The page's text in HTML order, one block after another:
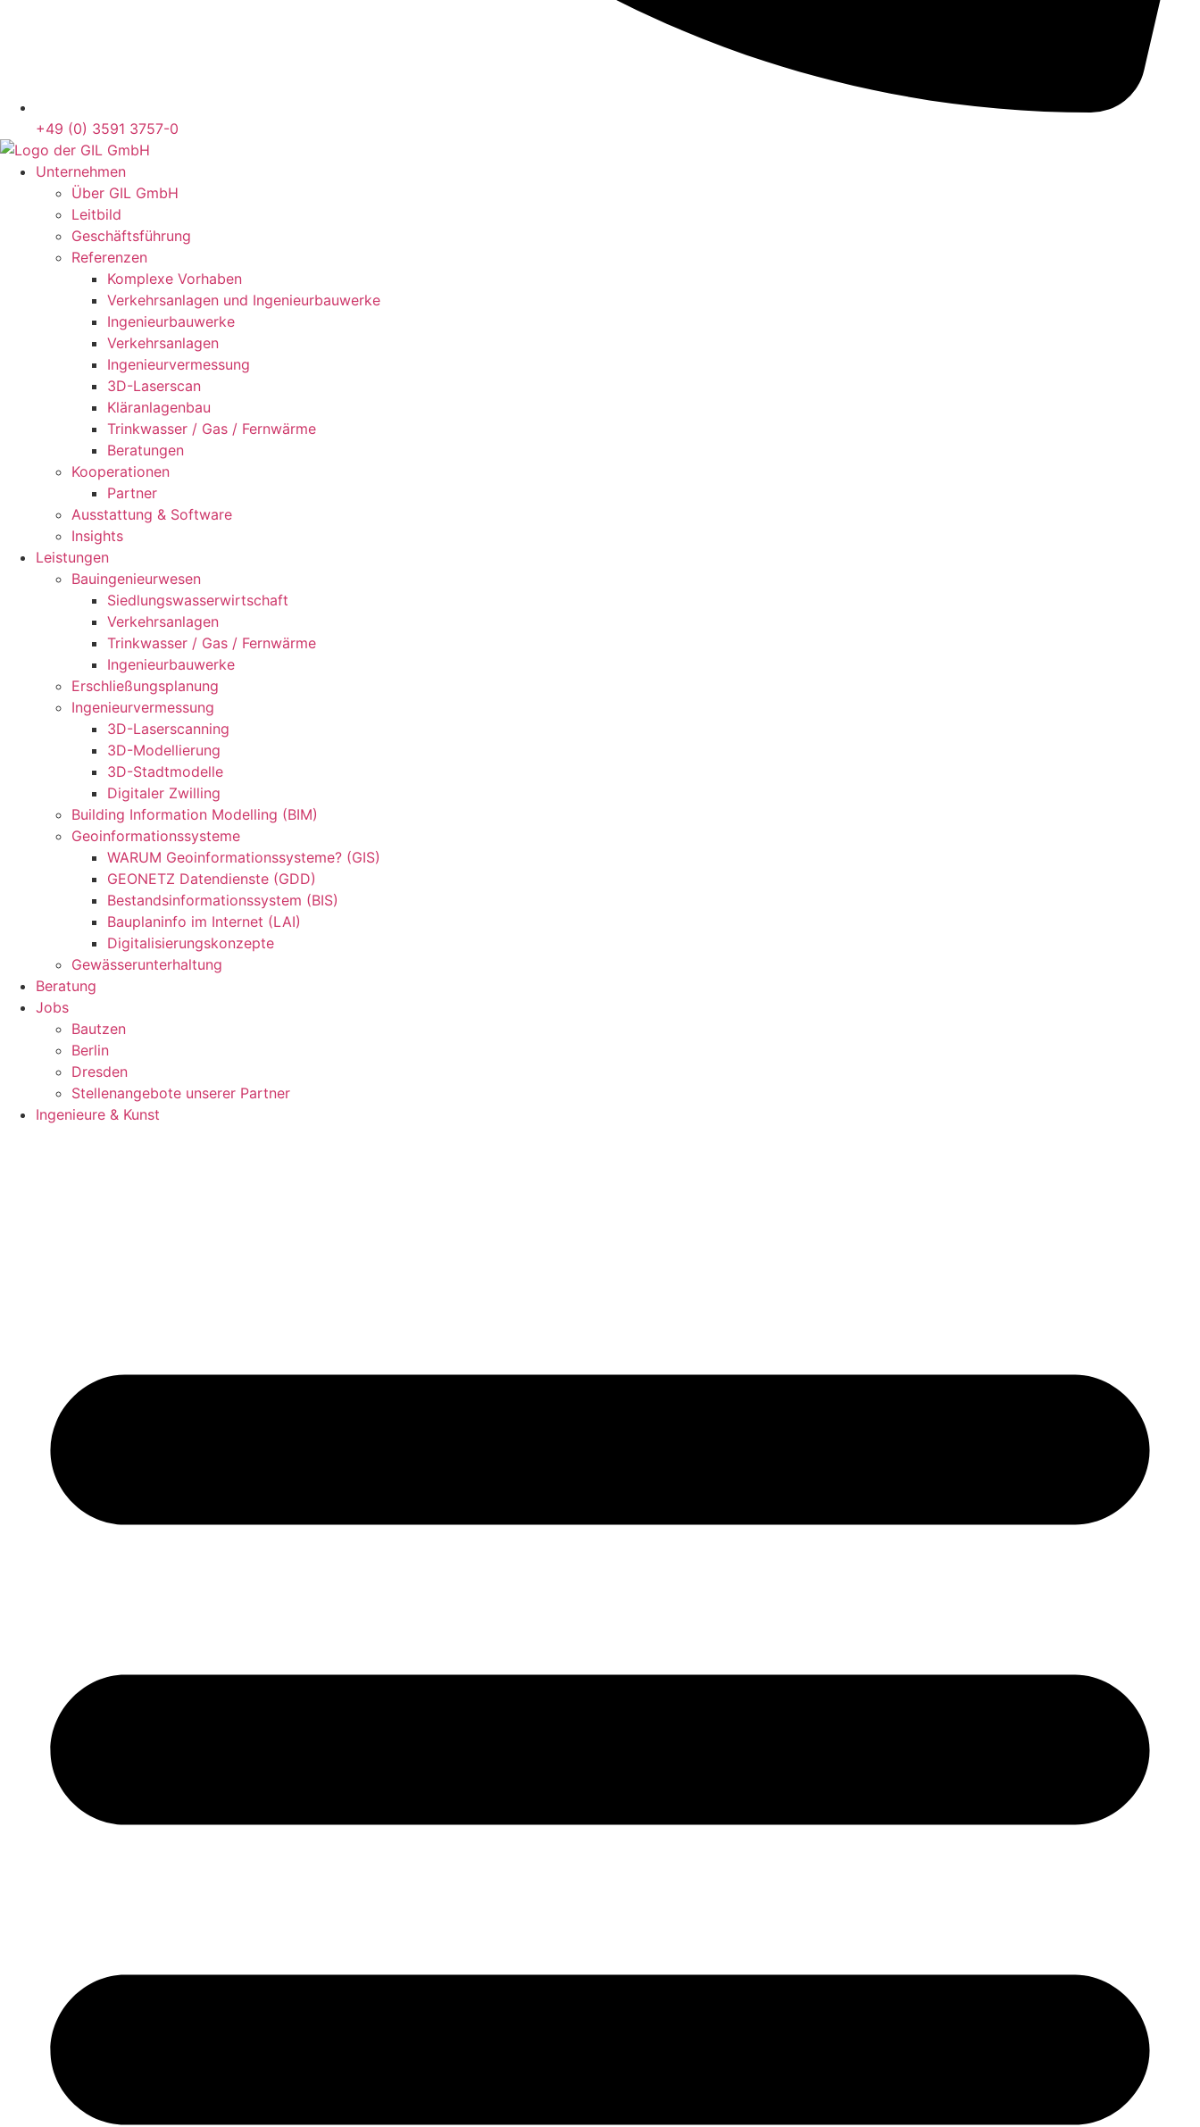
+49 (0) 3591 3757-0
Unternehmen
Über GIL GmbH
Leitbild
Geschäftsführung
Referenzen
Komplexe Vorhaben
Verkehrsanlagen und Ingenieurbauwerke
Ingenieurbauwerke
Verkehrsanlagen
Ingenieur­vermessung
3D-Laserscan
Kläranlagenbau
Trinkwasser / Gas / Fernwärme
Beratungen
Kooperationen
Partner
Ausstattung & Software
Insights
Leistungen
Bauingenieurwesen
Siedlungswasserwirtschaft
Verkehrsanlagen
Trinkwasser / Gas / Fernwärme
Ingenieurbauwerke
Erschließungsplanung
Ingenieurvermessung
3D-Laserscanning
3D-Modellierung
3D-Stadtmodelle
Digitaler Zwilling
Building Information Modelling (BIM)
Geoinformationssysteme
WARUM Geoinformationssysteme? (GIS)
GEONETZ Datendienste (GDD)
Bestandsinformationssystem (BIS)
Bauplaninfo im Internet (LAI)
Digitalisierungskonzepte
Gewässerunterhaltung
Beratung
Jobs
Bautzen
Berlin
Dresden
Stellenangebote unserer Partner
Ingenieure & Kunst